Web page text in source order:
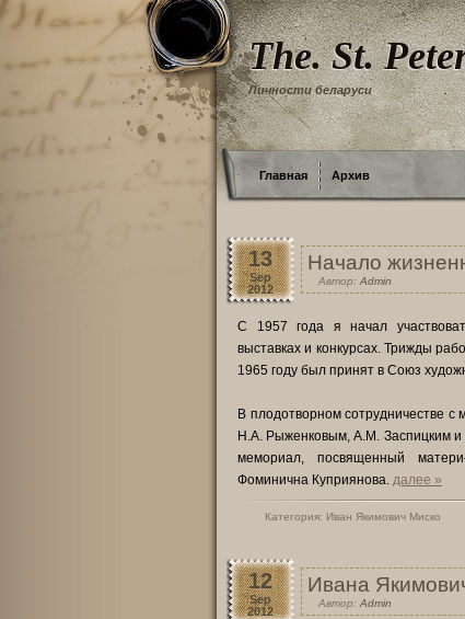
The. St.
Личности беларуси
Главная Архив
13
Sep
2012
Начало
Автор: Admin
С 1957 года я начал
выставках и конкурсах. Трижды
1965 году был принят в Союз
В плодотворном сотрудничестве
Н.А. Рыженковым, A.M. Заспицким
мемориал, посвященный
Фоминична Куприянова. далее »
Категория: Иван Якимович Миско
12
Sep
2012
Ивана
Автор: Admin